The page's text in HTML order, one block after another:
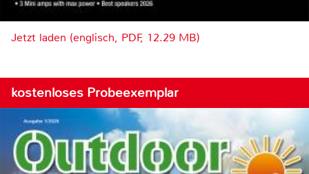
Jetzt laden (englisch, PDF, 12.29 MB)
kostenloses Probeexemplar